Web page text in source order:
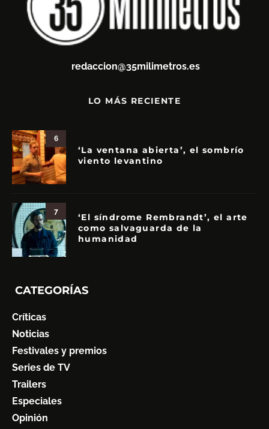
redaccion@35milimetros.es
LO MÁS RECIENTE
6
‘La ventana abierta’, el sombrío
viento levantino
7
‘El síndrome Rembrandt’, el arte
como salvaguarda de la
humanidad
CATEGORÍAS
Críticas
Noticias
Festivales y premios
Series de TV
Trailers
Especiales
Opinión